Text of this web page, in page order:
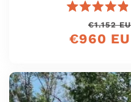
4.9
von
5
€1.152
€960